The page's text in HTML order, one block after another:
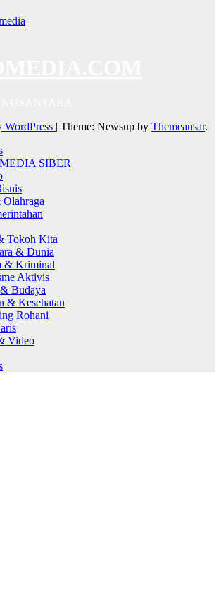
WordPress | Theme: Newsup by Themeansar.
SIBER
Tokoh Kita
& Dunia
& Kriminal
Aktivis
Budaya
& Kesehatan
Rohani
Video